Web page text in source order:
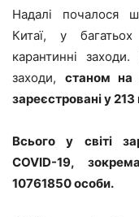
Надалі почалося
Китаї, у
карантинні
заходи, станом
зареєстровані у 213
Всього у світі
COVID-19,
10761850 особи.